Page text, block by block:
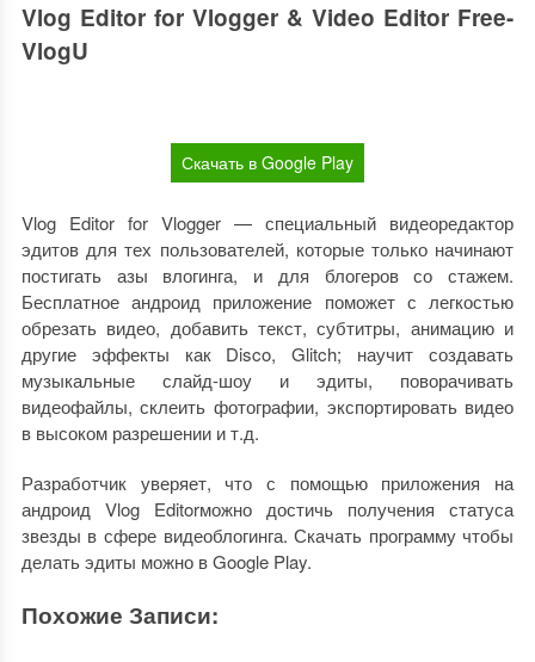
Vlog Editor for Vlogger & Video Editor Free-
VlogU
Скачать в Google Play
Vlog Editor for Vlogger — специальный видеоредактор
эдитов для тех пользователей, которые только начинают
постигать азы влогинга, и для блогеров со стажем.
Бесплатное андроид приложение поможет с легкостью
обрезать видео, добавить текст, субтитры, анимацию и
другие эффекты как Disco, Glitch; научит создавать
музыкальные слайд-шоу и эдиты, поворачивать
видеофайлы, склеить фотографии, экспортировать видео
в высоком разрешении и т.д.
Разработчик уверяет, что с помощью приложения на
андроид Vlog Editorможно достичь получения статуса
звезды в сфере видеоблогинга. Скачать программу чтобы
делать эдиты можно в Google Play.
Похожие Записи: